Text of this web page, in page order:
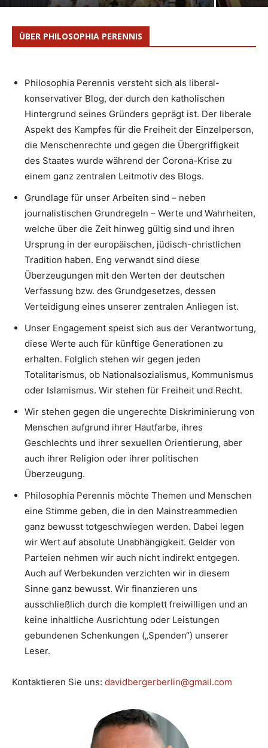
ÜBER PHILOSOPHIA PERENNIS
Philosophia Perennis versteht sich als liberal-
konservativer Blog, der durch den katholischen
Hintergrund seines Gründers geprägt ist. Der liberale
Aspekt des Kampfes für die Freiheit der Einzelperson,
die Menschenrechte und gegen die Übergriffigkeit
des Staates wurde während der Corona-Krise zu
einem ganz zentralen Leitmotiv des Blogs.
Grundlage für unser Arbeiten sind – neben
journalistischen Grundregeln – Werte und Wahrheiten,
welche über die Zeit hinweg gültig sind und ihren
Ursprung in der europäischen, jüdisch-christlichen
Tradition haben. Eng verwandt sind diese
Überzeugungen mit den Werten der deutschen
Verfassung bzw. des Grundgesetzes, dessen
Verteidigung eines unserer zentralen Anliegen ist.
Unser Engagement speist sich aus der Verantwortung,
diese Werte auch für künftige Generationen zu
erhalten. Folglich stehen wir gegen jeden
Totalitarismus, ob Nationalsozialismus, Kommunismus
oder Islamismus. Wir stehen für Freiheit und Recht.
Wir stehen gegen die ungerechte Diskriminierung von
Menschen aufgrund ihrer Hautfarbe, ihres
Geschlechts und ihrer sexuellen Orientierung, aber
auch ihrer Religion oder ihrer politischen
Überzeugung.
Philosophia Perennis möchte Themen und Menschen
eine Stimme geben, die in den Mainstreammedien
ganz bewusst totgeschwiegen werden. Dabei legen
wir Wert auf absolute Unabhängigkeit. Gelder von
Parteien nehmen wir auch nicht indirekt entgegen.
Auch auf Werbekunden verzichten wir in diesem
Sinne ganz bewusst. Wir finanzieren uns
ausschließlich durch die komplett freiwilligen und an
keine inhaltliche Ausrichtung oder Leistungen
gebundenen Schenkungen („Spenden“) unserer
Leser.
Kontaktieren Sie uns: davidbergerberlin@gmail.com